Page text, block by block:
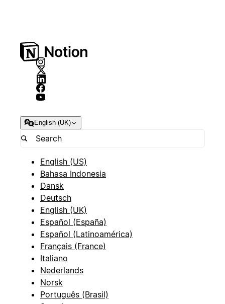
English (UK)
English (US)
Bahasa Indonesia
Dansk
Deutsch
English (UK)
Español (España)
Español (Latinoamérica)
Français (France)
Italiano
Nederlands
Norsk
Português (Brasil)